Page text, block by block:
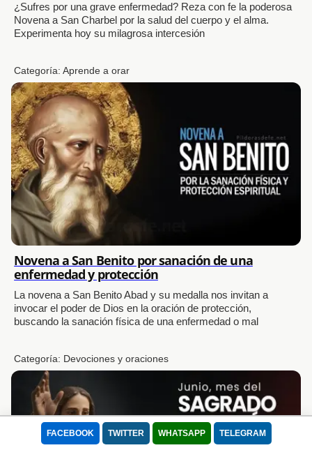
Usamos cookies para mejorar tu experiencia.
Este sitio utiliza Cookies para que pueda funcionar correctamente, mejorar
la experiencia de usuario, la velocidad y la seguridad durante su visita. Se
utilizan para adaptar el contenido de la web a las preferencias del Usuario
y optimizar el uso, las cuales permiten que el dispositivo muestre
adecuadamente el servicio ofrecido, adaptada a sus necesidades. Puede
intereses legítimos en cualquier momento haciendo clic en "Configuración"
o en nuestra Política de Cookies en este sitio web
Lee nuestra Política de Privacidad
Aceptar todo Rechazar
FACEBOOK TWITTER WHATSAPP TELEGRAM
¿Sufres por una grave enfermedad? Reza con fe la poderosa
Novena a San Charbel por la salud del cuerpo y el alma.
Experimenta hoy su milagrosa intercesión
Categoría:Aprende a orar
Novena a San Benito por sanación de una
enfermedad y protección
La novena a San Benito Abad y su medalla nos invitan a
invocar el poder de Dios en la oración de protección,
buscando la sanación física de una enfermedad o mal
Categoría: Devociones y oraciones